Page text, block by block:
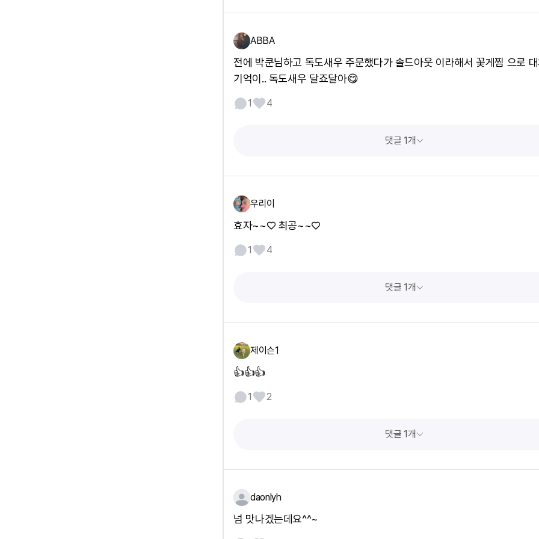
ABBA
전에 박쿤님하고 독도새우 주문했다가 솔드아웃 이라해서 꽃게찜 으로
기억이.. 독도새우 달죠달아😋
1 4
댓글 1개
우리이
효자~~♡ 최공~~♡
1 4
댓글 1개
제이슨1
👍👍👍
1 2
댓글 1개
daonlyh
넘 맛나겠는데요^^~